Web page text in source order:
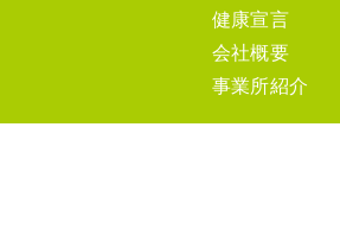
健康宣言
会社概要
事業所紹介